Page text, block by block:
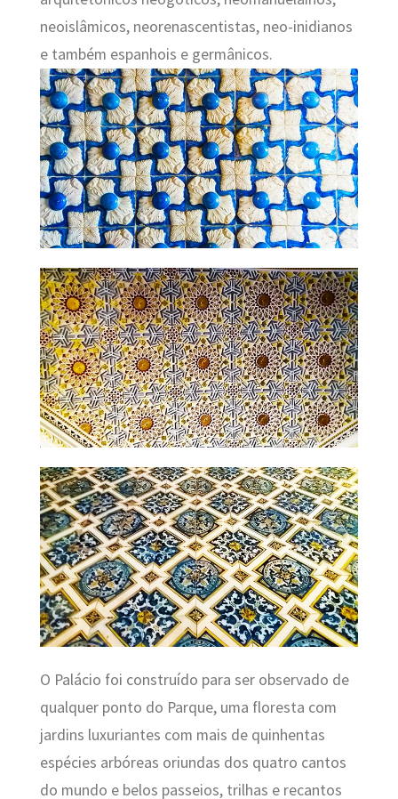
neoislâmicos, neorenascentistas, neo-inidianos
e também espanhois e germânicos.
O Palácio foi construído para ser observado de
qualquer ponto do Parque, uma floresta com
jardins luxuriantes com mais de quinhentas
espécies arbóreas oriundas dos quatro cantos
do mundo e belos passeios, trilhas e recantos